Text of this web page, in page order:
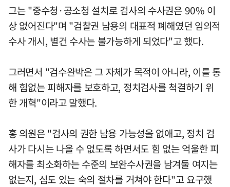
그는 "중수청·공소청 설치로 검사의 수사권은 90% 이
상 없어진다"며 "검찰권 남용의 대표적 폐해였던 임의적
수사 개시, 별건 수사는 불가능하게 되었다"고 했다.
그러면서 "검수완박은 그 자체가 목적이 아니라, 이를 통
해 힘없는 피해자를 보호하고, 정치검사를 척결하기 위
한 개혁"이라고 말했다.
홍 의원은 "검사의 권한 남용 가능성을 없애고, 정치 검
사가 다시는 나올 수 없도록 하면서도 힘 없는 억울한 피
해자를 최소화하는 수준의 보완수사권을 남겨둘 여지는
없는지, 심도 있는 숙의 절차를 거쳐야 한다"고 요구했